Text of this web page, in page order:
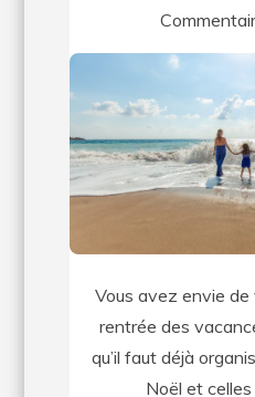
Vous avez envie
rentrée des
qu’il faut déjà
Noël et celles